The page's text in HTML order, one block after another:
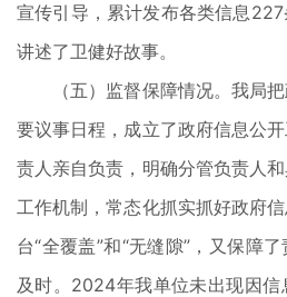
宣传引导，累计发布各类信息227
讲述了卫健好故事。
（五）监督保障情况。我局把
要议事日程，成立了政府信息公
责人亲自负责，明确分管负责人
工作机制，常态化抓实抓好政府
台“全覆盖”和“无缝隙”，又保障
及时。2024年我单位未出现因